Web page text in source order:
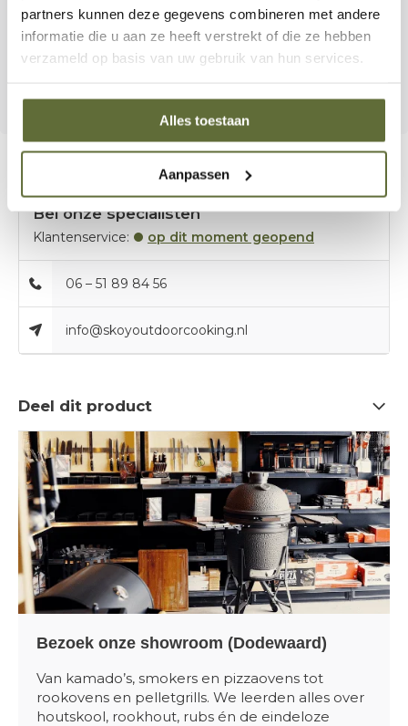
partners kunnen deze gegevens combineren met andere
informatie die u aan ze heeft verstrekt of die ze hebben
verzameld op basis van uw gebruik van hun services.
Alles toestaan
Aanpassen
Ontdek de Charcoal Basket Large nu bijSkoy Outdoor
Cookingen ervaar het verschil.
Bel onze specialisten
Klantenservice: op dit moment geopend
06 – 51 89 84 56
info@skoyoutdoorcooking.nl
Deel dit product
Bezoek onze showroom (Dodewaard)
Van kamado’s, smokers en pizzaovens tot
rookovens en pelletgrills. We leerden alles over
houtskool, rookhout, rubs én de eindeloze